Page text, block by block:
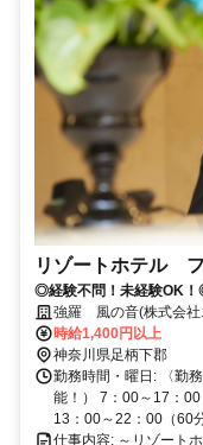
リゾートホテル
◎経験不問！未経験OK
代の方が活躍中！
強羅 風の音(株式会社
時給1,400円以上
神奈川県足柄下郡
勤務時間・曜日: 〈勤
能！） 7：00～17：
13：00～22：00（60
仕事内容: ～リゾート